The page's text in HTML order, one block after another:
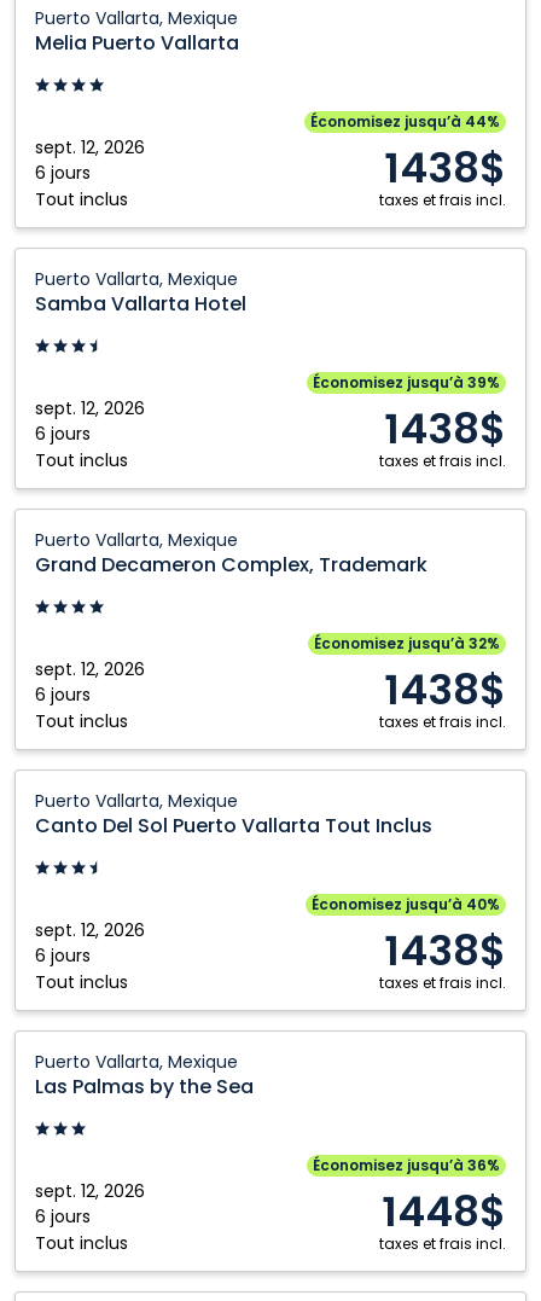
Puerto Vallarta, Mexique
Melia Puerto Vallarta
sept. 12, 2026
6 jours
Tout inclus
Économisez jusqu’à 44%
1438$
taxes et frais incl.
Puerto
Vallarta:
Puerto
Mexique
Puerto Vallarta, Mexique
Samba Vallarta Hotel
sept. 12, 2026
6 jours
Tout inclus
Économisez jusqu’à 39%
1438$
taxes et frais incl.
Vallarta
Hotel:
Puerto
Mexique
Puerto Vallarta, Mexique
Grand Decameron Complex, Trademark
sept. 12, 2026
6 jours
Tout inclus
Économisez jusqu’à 32%
1438$
taxes et frais incl.
Decameron
Complex,
Trademark:
Vallarta,
Mexique
Puerto Vallarta, Mexique
Canto Del Sol Puerto Vallarta Tout Inclus
sept. 12, 2026
6 jours
Tout inclus
Économisez jusqu’à 40%
1438$
taxes et frais incl.
Del
Sol
Puerto
Tout
Inclus:
Puerto
Vallarta,
Puerto Vallarta, Mexique
Las Palmas by the Sea
sept. 12, 2026
6 jours
Tout inclus
Économisez jusqu’à 36%
1448$
taxes et frais incl.
Palmas
by
the
Puerto
Vallarta,
Mexique